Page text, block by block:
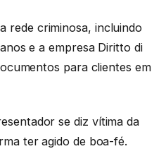
rede criminosa, incluindo
e a empresa Diritto di
para clientes em
se diz vítima da
ter agido de boa-fé.